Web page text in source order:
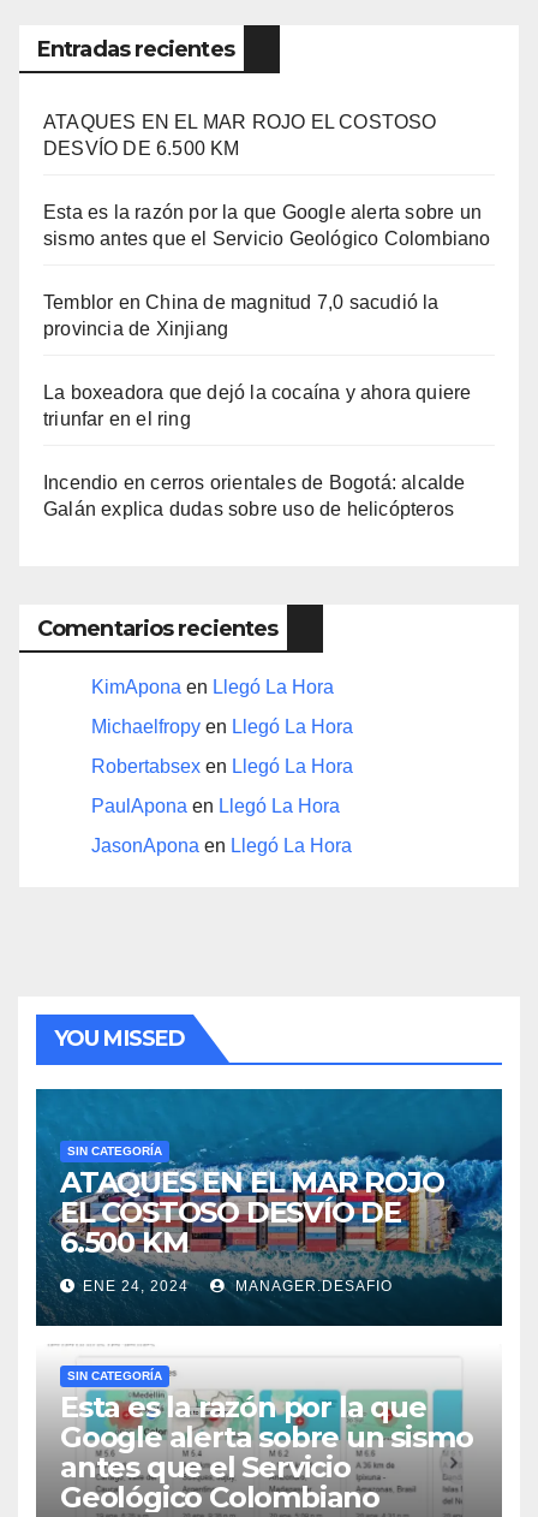
Entradas recientes
ATAQUES EN EL MAR ROJO EL COSTOSO
DESVÍO DE 6.500 KM
Esta es la razón por la que Google alerta sobre un
sismo antes que el Servicio Geológico Colombiano
Temblor en China de magnitud 7,0 sacudió la
provincia de Xinjiang
La boxeadora que dejó la cocaína y ahora quiere
triunfar en el ring​
Incendio en cerros orientales de Bogotá: alcalde
Galán explica dudas sobre uso de helicópteros
Comentarios recientes
KimApona en Llegó La Hora
Michaelfropy en Llegó La Hora
Robertabsex en Llegó La Hora
PaulApona en Llegó La Hora
JasonApona en Llegó La Hora
YOU MISSED
SIN CATEGORÍA
ATAQUES EN EL MAR ROJO
EL COSTOSO DESVÍO DE
6.500 KM
ENE 24, 2024 MANAGER.DESAFIO
SIN CATEGORÍA
Esta es la razón por la que
Google alerta sobre un sismo
antes que el Servicio
Geológico Colombiano